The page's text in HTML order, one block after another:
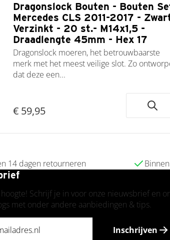
Dragonslock Bouten - Bouten
Mercedes CLS 2011-2017 -
Verzinkt - 20 st.- M14x1,5 -
Draadlengte 45mm - Hex 17
Dragonslock moeren, het betrouwbaarste
merk met het meest veilige slot. Zo
dat deze een...
€ 59,95
14 dagen retourneren
Schrijf je in voor onze nieuwsbrief en
met onder andere aanbiedingen & tips.
Inschrijven